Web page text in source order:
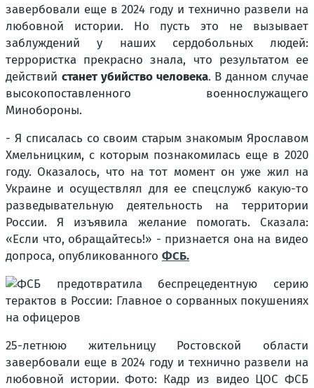
завербовали еще в 2024 году и технично развели на
любовной истории. Но пусть это не вызывает
заблуждений у наших сердобольных людей:
террористка прекрасно знала, что результатом ее
действий станет убийство человека. В данном случае
высокопоставленного военнослужащего
Минобороны.
- Я списалась со своим старым знакомым Ярославом
Хмельницким, с которым познакомилась еще в 2020
году. Оказалось, что на тот момент он уже жил на
Украине и осуществлял для ее спецслужб какую-то
разведывательную деятельность на территории
России. Я изъявила желание помогать. Сказала:
«Если что, обращайтесь!» - признается она на видео
допроса, опубликованного ФСБ.
25-летнюю жительницу Ростовской области
завербовали еще в 2024 году и технично развели на
любовной истории. Фото: Кадр из видео ЦОС ФСБ